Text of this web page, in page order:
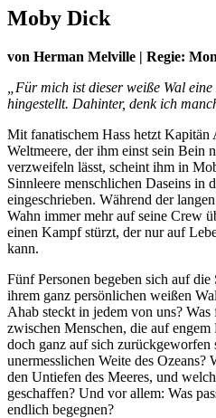
Moby Dick
von Herman Melville | Regie:
„Für mich ist dieser weiße Wal
hingestellt. Dahinter, denk ich
Mit fanatischem Hass hetzt
Weltmeere, der ihm einst sein Bein
verzweifeln lässt, scheint ihm in
Sinnleere menschlichen Daseins in
eingeschrieben. Während der
Wahn immer mehr auf seine Crew
einen Kampf stürzt, der nur auf
kann.
Fünf Personen begeben sich auf
ihrem ganz persönlichen weißen
Ahab steckt in jedem von uns?
zwischen Menschen, die auf
doch ganz auf sich zurückgeworfen
unermesslichen Weite des
den Untiefen des Meeres, und
geschaffen? Und vor allem: Was
endlich begegnen?